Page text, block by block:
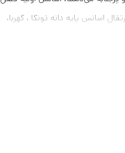
اسانس پایه دانه تونکا ، کهربا،